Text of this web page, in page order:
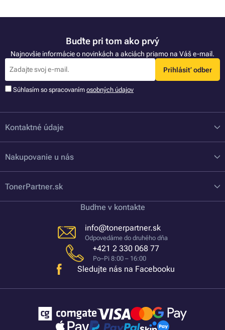
Buďte pri tom ako prvý
Najnovšie informácie o novinkách a akciách priamo na Váš e-mail.
Prihlásiť odber
Súhlasím so spracovaním osobných údajov
Kontaktné údaje
Nakupovanie u nás
TonerPartner.sk
Buďme v kontakte
info@tonerpartner.sk
Odpovedáme do druhého dňa
+421 2 330 068 77
Po–Pi 8:00 – 16:00
Sledujte nás na Facebooku